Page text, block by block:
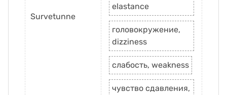
Survetunne
elastance
головокружение,
dizziness
слабость, weakness
чувство сдавления,